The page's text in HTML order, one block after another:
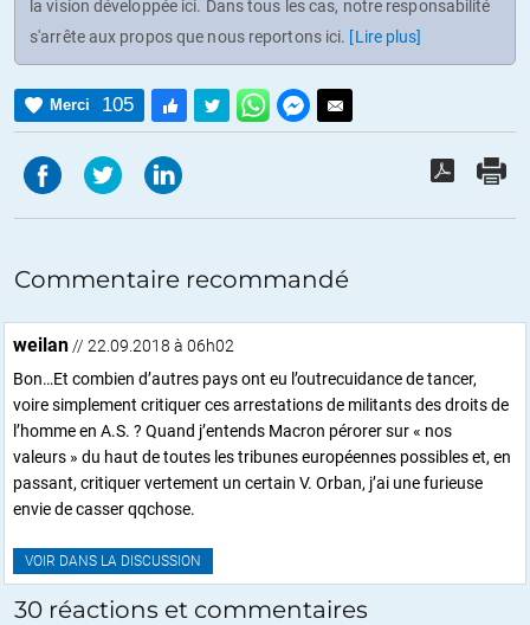
la vision développée ici. Dans tous les cas, notre responsabilité
s'arrête aux propos que nous reportons ici. [Lire plus]
Merci 105
Commentaire recommandé
weilan // 22.09.2018 à 06h02
Bon…Et combien d’autres pays ont eu l’outrecuidance de tancer,
voire simplement critiquer ces arrestations de militants des droits de
l’homme en A.S. ? Quand j’entends Macron pérorer sur « nos
valeurs » du haut de toutes les tribunes européennes possibles et, en
passant, critiquer vertement un certain V. Orban, j’ai une furieuse
envie de casser qqchose.
VOIR DANS LA DISCUSSION
30 réactions et commentaires